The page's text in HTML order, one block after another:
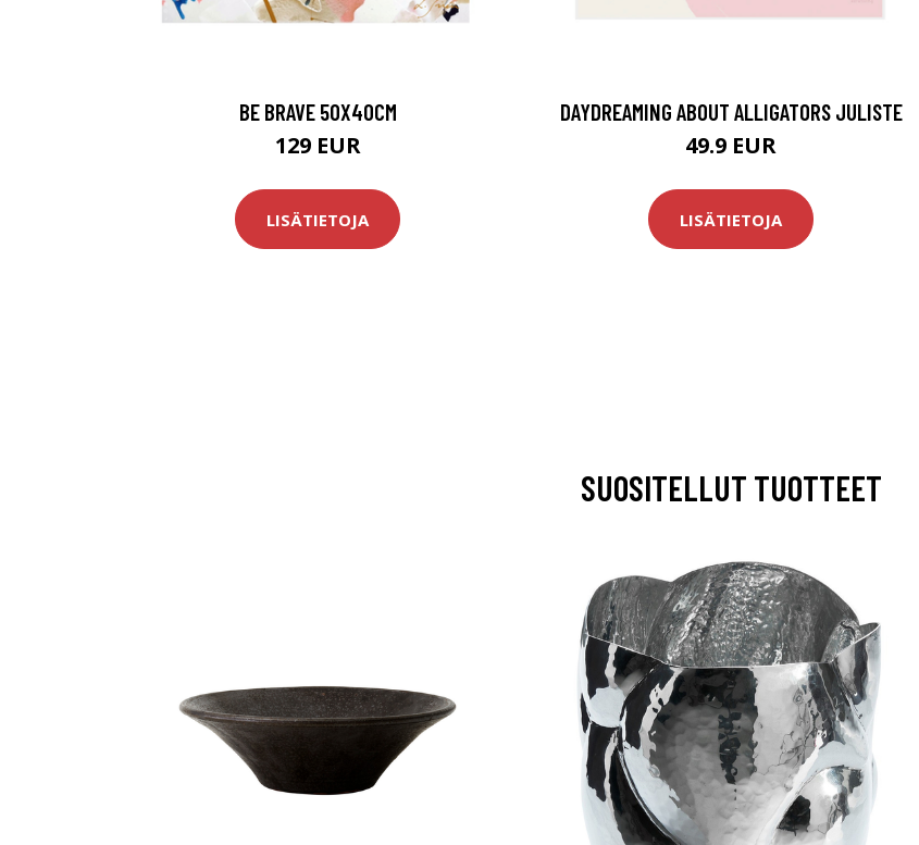
BE BRAVE 50X40CM
129 EUR
LISÄTIETOJA
DAYDREAMING ABOUT ALLIGATORS JULISTE
49.9 EUR
LISÄTIETOJA
SUOSITELLUT TUOTTEET